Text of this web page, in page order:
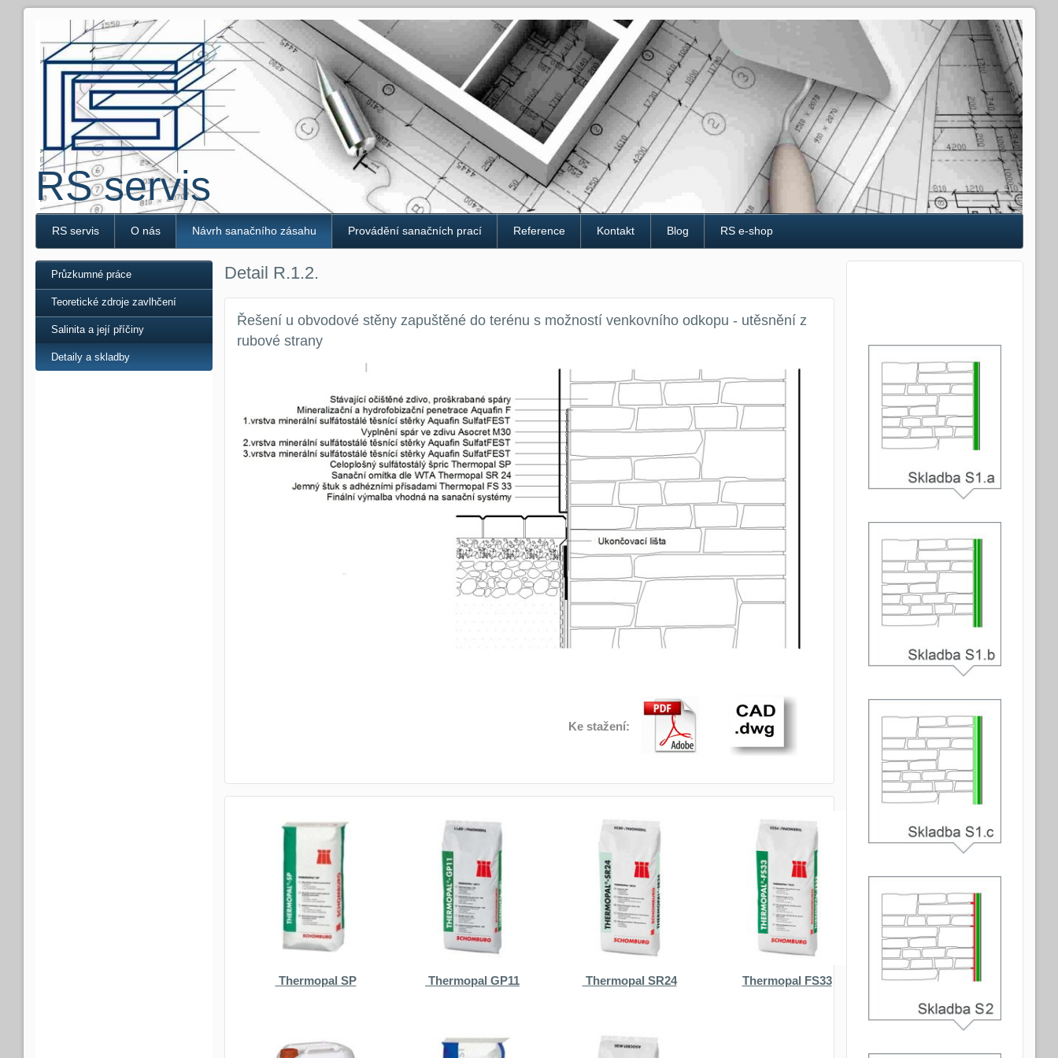
RS servis
RS servis O nás Návrh sanačního zásahu Provádění sanačních prací Reference Kontakt Blog RS e-shop
Detail R.1.2.
Řešení u obvodové stěny zapuštěné do terénu s možností venkovního odkopu - utěsnění z
rubové strany
Ke stažení:
Thermopal SP Thermopal GP11 Thermopal SR24 Thermopal FS33
Průzkumné práce
Teoretické zdroje zavlhčení
Salinita a její příčiny
Detaily a skladby